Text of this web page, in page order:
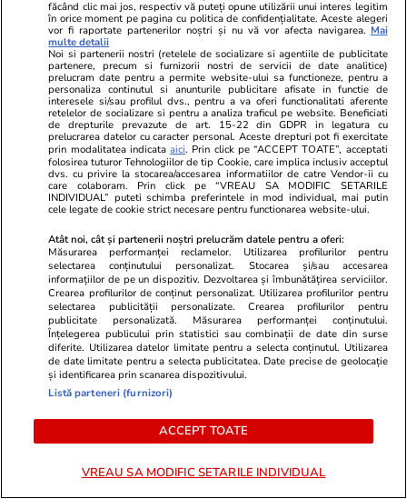
POLITIC
Exclusiv
Politică
Culise. Lupta nevăzută din PSD
pentru un „mariaj politic” cu
AUR. Cum sunt împărțite
taberele
Politică
Mutarea prin care AUR, S.O.S. și
POT au făcut front comun în
opoziție împotriva legii care
permite Armatei să doboare
dronele neautorizate. CCR a
tranșat definitiv disputa
PARTENERI
făcând clic mai jos, respectiv vă puteți opune utilizării unui interes legitim
în orice moment pe pagina cu politica de confidențialitate. Aceste alegeri
vor fi raportate partenerilor noștri și nu vă vor afecta navigarea. Mai
multe detalii
Noi si partenerii nostri (retelele de socializare si agentiile de publicitate
partenere, precum si furnizorii nostri de servicii de date analitice)
prelucram date pentru a permite website-ului sa functioneze, pentru a
personaliza continutul si anunturile publicitare afisate in functie de
interesele si/sau profilul dvs., pentru a va oferi functionalitati aferente
retelelor de socializare si pentru a analiza traficul pe website. Beneficiati
de drepturile prevazute de art. 15-22 din GDPR in legatura cu
prelucrarea datelor cu caracter personal. Aceste drepturi pot fi exercitate
prin modalitatea indicataaici. Prin click pe “ACCEPT TOATE”, acceptati
folosirea tuturor Tehnologiilor de tip Cookie, care implica inclusiv acceptul
dvs. cu privire la stocarea/accesarea informatiilor de catre Vendor-ii cu
care colaboram. Prin click pe “VREAU SA MODIFIC SETARILE
INDIVIDUAL” puteti schimba preferintele in mod individual, mai putin
cele legate de cookie strict necesare pentru functionarea website-ului.
Atât noi, cât și partenerii noștri prelucrăm datele pentru a oferi:
Măsurarea performanței reclamelor. Utilizarea profilurilor pentru
selectarea conținutului personalizat. Stocarea și/sau accesarea
informațiilor de pe un dispozitiv. Dezvoltarea și îmbunătățirea serviciilor.
Crearea profilurilor de conținut personalizat. Utilizarea profilurilor pentru
selectarea publicității personalizate. Crearea profilurilor pentru
publicitate personalizată. Măsurarea performanței conținutului.
Înțelegerea publicului prin statistici sau combinații de date din surse
diferite. Utilizarea datelor limitate pentru a selecta conținutul. Utilizarea
de date limitate pentru a selecta publicitatea. Date precise de geolocație
și identificarea prin scanarea dispozitivului.
Listă parteneri (furnizori)
ACCEPT TOATE
VREAU SA MODIFIC SETARILE INDIVIDUAL